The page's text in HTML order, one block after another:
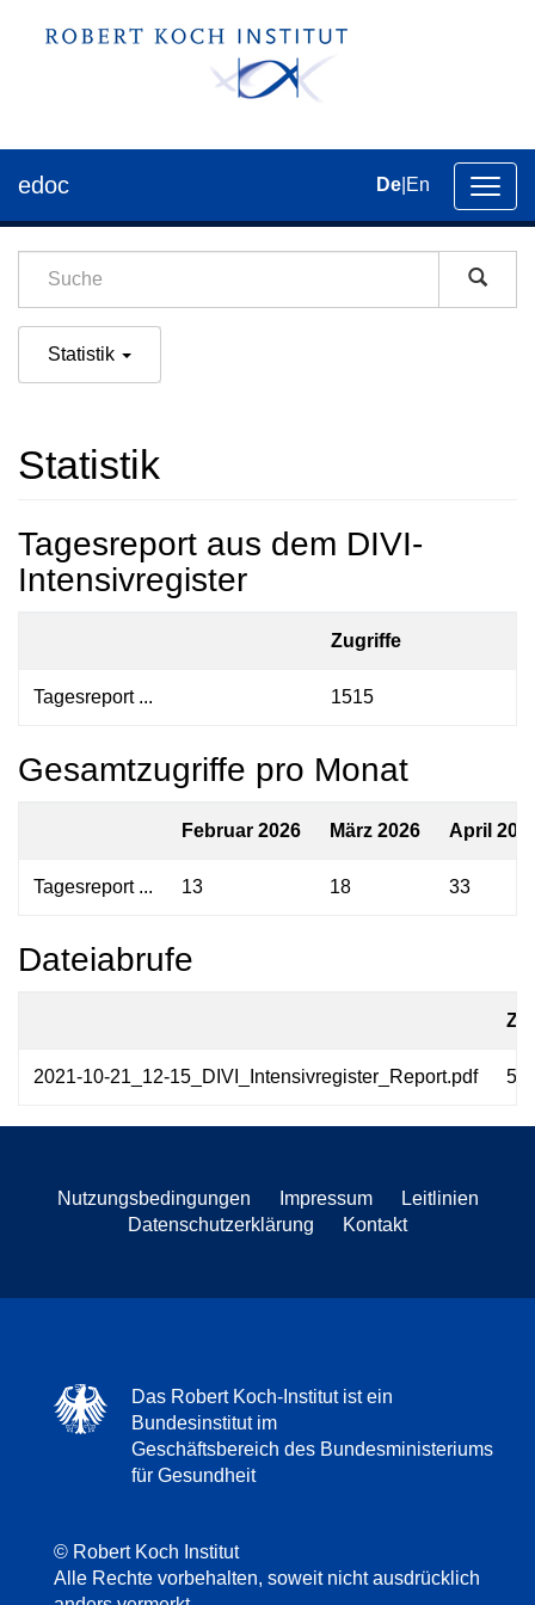
der
edoc De En
Statistik
Statistik
Tagesreport aus dem DIVI-
Intensivregister
Zugriffe
Tagesreport ... 1515
Gesamtzugriffe pro Monat
Februar 2026 März 2026 April
Tagesreport ... 13 18 33
Dateiabrufe
2021-10-21_12-15_DIVI_Intensivregister_Report.pdf
Nutzungsbedingungen Impressum
Leitlinien
Datenschutzerklärung
Kontakt
Das Robert Koch-Institut ist ein
Bundesinstitut im
Geschäftsbereich des Bundesministeriums
für Gesundheit
© Robert Koch Institut
Alle Rechte vorbehalten, soweit nicht ausdrücklich